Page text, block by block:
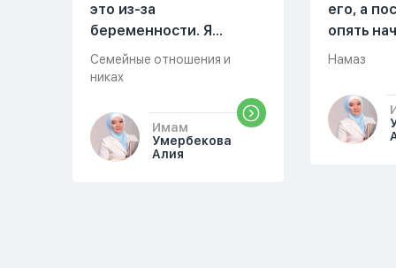
это из-за
беременности. Я
разбудила мужа и
рассказала ему, что со
происходит,он потом
обратно ложился спать
это было около
Семейные отношения и
никах
Имам
Умербекова
Алия
его, а
опять
можете
Намаз